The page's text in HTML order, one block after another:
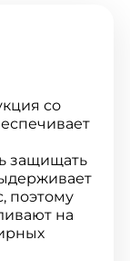
со
защищать
поэтому
на